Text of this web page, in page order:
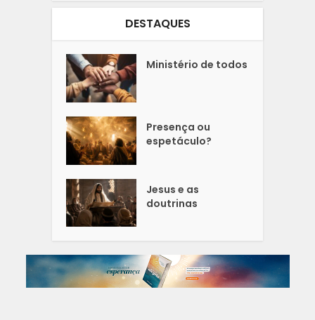
DESTAQUES
Ministério de todos
Presença ou
espetáculo?
Jesus e as
doutrinas